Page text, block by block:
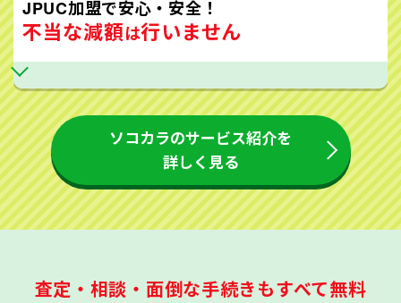
JPUC加盟で安心・安全！
不当な減額は行いません
ソコカラのサービス紹介を
詳しく見る
査定・相談・面倒な手続きもすべて無料